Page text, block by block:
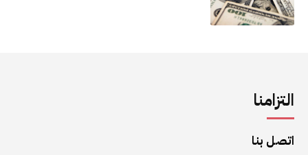
التزامنا
اتصل بنا